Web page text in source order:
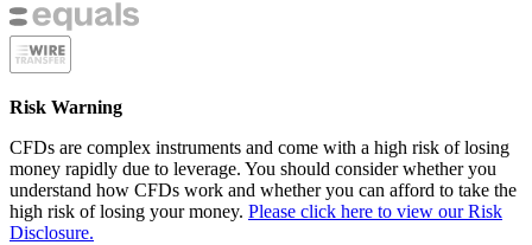
Risk Warning
CFDs are complex instruments and come with a high risk of losing
money rapidly due to leverage. You should consider whether you
understand how CFDs work and whether you can afford to take the
high risk of losing your money. Please click here to view our Risk
Disclosure.